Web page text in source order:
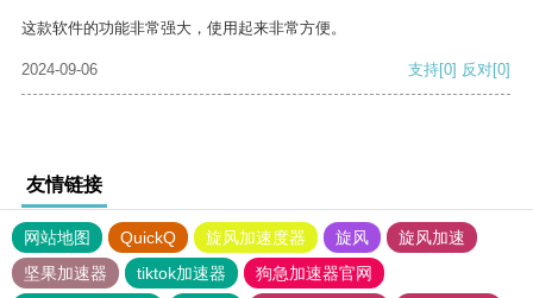
这款软件的功能非常强大，使用起来非常方便。
2024-09-06 支持[0] 反对[0]
友情链接
网站地图 QuickQ 旋风加速度器 旋风
旋风加速
坚果加速器
tiktok加速器
狗急加速器官网